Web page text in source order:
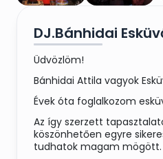
DJ.Bánhidai
Üdvözlöm!
Bánhidai Attila vagyok
Évek óta foglalkozom
Az így szerzett
köszönhetően egyre
tudhatok magam mögött.